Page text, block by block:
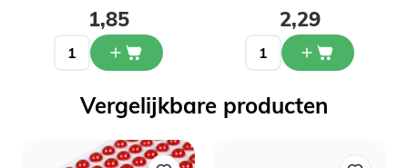
1,85 2,29
Vergelijkbare producten